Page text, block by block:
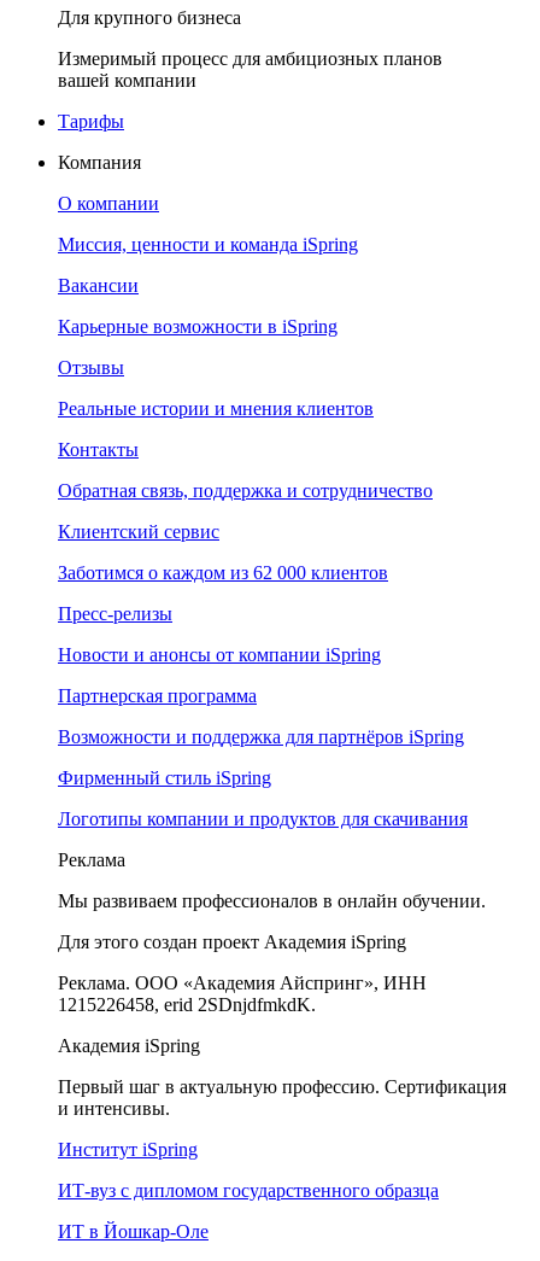
Для крупного бизнеса
Измеримый процесс для амбициозных планов
вашей компании
Тарифы
Компания
О компании
Миссия, ценности и команда iSpring
Вакансии
Карьерные возможности в iSpring
Отзывы
Реальные истории и мнения клиентов
Контакты
Обратная связь, поддержка и сотрудничество
Клиентский сервис
Заботимся о каждом из 62 000 клиентов
Пресс-релизы
Новости и анонсы от компании iSpring
Партнерская программа
Возможности и поддержка для партнёров iSpring
Фирменный стиль iSpring
Логотипы компании и продуктов для скачивания
Реклама
Мы развиваем профессионалов в онлайн обучении.
Для этого создан проект Академия iSpring
Реклама. ООО «Академия Айспринг», ИНН
1215226458, erid 2SDnjdfmkdK.
Академия iSpring
Первый шаг в актуальную профессию. Сертификация
и интенсивы.
Институт iSpring
ИТ-вуз с дипломом государственного образца
ИТ в Йошкар-Оле